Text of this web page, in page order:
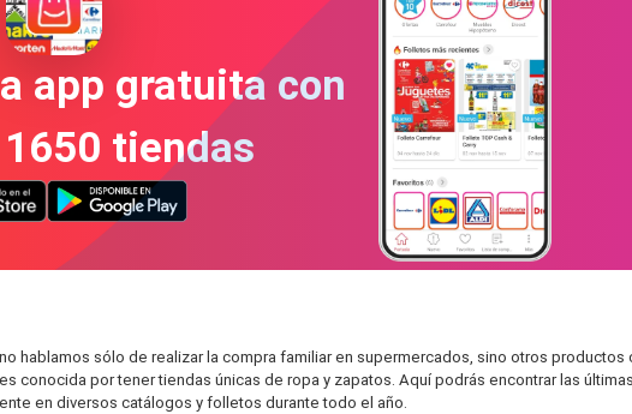
app gratuita con
tiendas
hablamos sólo de realizar la compra familiar en supermercados, sino otros
conocida por tener tiendas únicas de ropa y zapatos. Aquí podrás encontrar las
en diversos catálogos y folletos durante todo el año.